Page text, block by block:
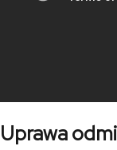
Uprawa